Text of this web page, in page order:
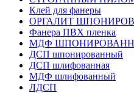
Клей для фанеры
ОРГАЛИТ
Фанера ПВХ пленка
МДФ
ДСП шпонированный
ДСП шлифованная
МДФ шлифованный
ЛДСП